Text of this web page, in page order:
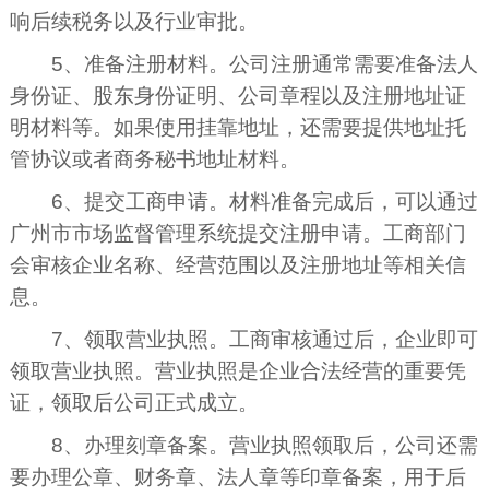
响后续税务以及行业审批。
5、准备注册材料。公司注册通常需要准备法人
身份证、股东身份证明、公司章程以及注册地址证
明材料等。如果使用挂靠地址，还需要提供地址托
管协议或者商务秘书地址材料。
6、提交工商申请。材料准备完成后，可以通过
广州市市场监督管理系统提交注册申请。工商部门
会审核企业名称、经营范围以及注册地址等相关信
息。
7、领取营业执照。工商审核通过后，企业即可
领取营业执照。营业执照是企业合法经营的重要凭
证，领取后公司正式成立。
8、办理刻章备案。营业执照领取后，公司还需
要办理公章、财务章、法人章等印章备案，用于后